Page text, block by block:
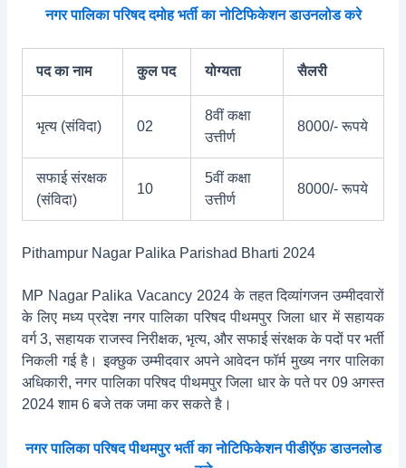
नगर पालिका परिषद दमोह भर्ती का नोटिफिकेशन डाउनलोड करे
पद का नाम कुल पद योग्यता सैलरी
भृत्य (संविदा) 02
8वीं कक्षा
उत्तीर्ण
8000/- रूपये
सफाई संरक्षक
(संविदा)
10
5वीं कक्षा
उत्तीर्ण
8000/- रूपये
Pithampur Nagar Palika Parishad Bharti 2024
MP Nagar Palika Vacancy 2024 के तहत दिव्यांगजन उम्मीदवारों
के लिए मध्य प्रदेश नगर पालिका परिषद पीथमपुर जिला धार में सहायक
वर्ग 3, सहायक राजस्व निरीक्षक, भृत्य, और सफाई संरक्षक के पदों पर भर्ती
निकली गई है। इक्छुक उम्मीदवार अपने आवेदन फॉर्म मुख्य नगर पालिका
अधिकारी, नगर पालिका परिषद पीथमपुर जिला धार के पते पर 09 अगस्त
2024 शाम 6 बजे तक जमा कर सकते है।
नगर पालिका परिषद पीथमपुर भर्ती का नोटिफिकेशन पीडीऍफ़ डाउनलोड